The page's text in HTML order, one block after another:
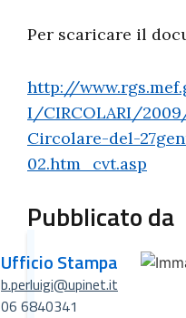
Per scaricare il
http://
I/CIRCOLARI/
Circolare-del-
02.htm_cvt.asp
Pubblicato da
Ufficio Stampa
b.perluigi@upinet.it
06 6840341